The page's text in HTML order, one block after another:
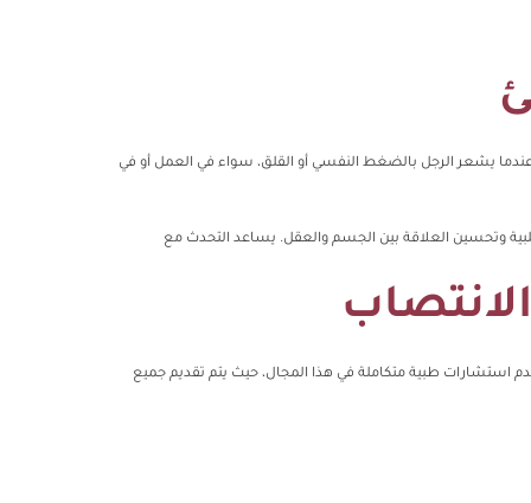
عندما يشعر الرجل بالضغط النفسي أو القلق، سواء في العمل أو في
وتحسين العلاقة بين الجسم والعقل. يساعد التحدث مع
استشارات طبية متكاملة في هذا المجال، حيث يتم تقديم جميع